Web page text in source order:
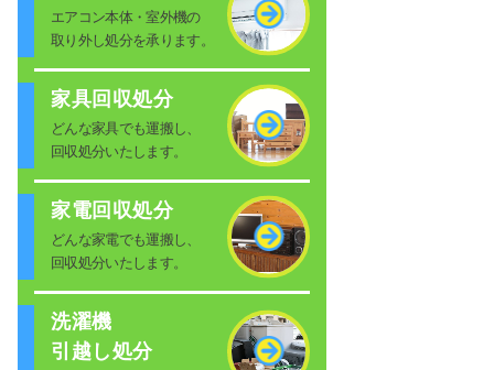
エアコン本体・室外機の
取り外し処分を承ります。
家具回収処分
どんな家具でも運搬し、
回収処分いたします。
家電回収処分
どんな家電でも運搬し、
回収処分いたします。
洗濯機
引越し処分